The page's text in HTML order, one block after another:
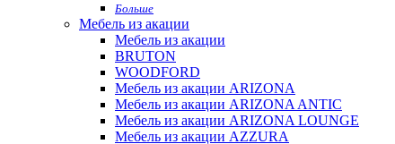
Больше
Мебель из акации
Мебель из акации
BRUTON
WOODFORD
Мебель из акации ARIZONA
Мебель из акации ARIZONA ANTIC
Мебель из акации ARIZONA LOUNGE
Мебель из акации AZZURA